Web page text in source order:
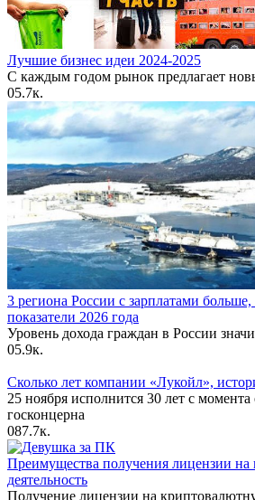
Лучшие бизнес идеи 2024-2025
С каждым годом рынок предлагает
05.7к.
3 региона России с зарплатами
показатели 2026 года
Уровень дохода граждан в России
05.9к.
Сколько лет компании «Лукойл»,
25 ноября исполнится 30 лет с момента
госконцерна
087.7к.
Преимущества получения лицензии
деятельность
Получение лицензии на